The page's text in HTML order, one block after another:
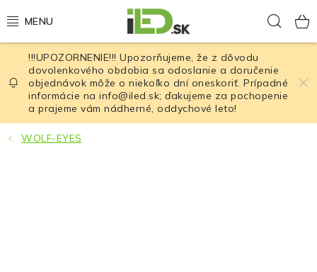
na
LED osvetlenie
LED baterky
LED čelovky
!!!UPOZORNENIE!!! Upozorňujeme, že z dôvodu
dovolenkového obdobia sa odoslanie a doručenie
objednávok môže o niekoľko dní oneskoriť. Prípadné
informácie na info@iled.sk; ďakujeme za pochopenie
a prajeme vám nádherné, oddychové leto!
WOLF-EYES